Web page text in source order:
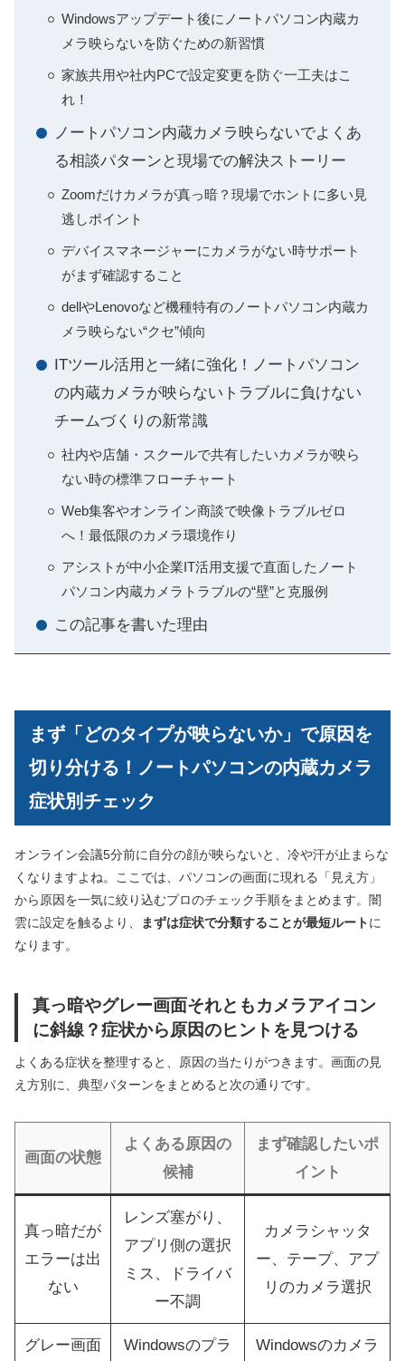
Windowsアップデート後にノートパソコン内蔵カ
メラ映らないを防ぐための新習慣
家族共用や社内PCで設定変更を防ぐ一工夫はこ
れ！
ノートパソコン内蔵カメラ映らないでよくあ
る相談パターンと現場での解決ストーリー
Zoomだけカメラが真っ暗？現場でホントに多い見
逃しポイント
デバイスマネージャーにカメラがない時サポート
がまず確認すること
dellやLenovoなど機種特有のノートパソコン内蔵カ
メラ映らない“クセ”傾向
ITツール活用と一緒に強化！ノートパソコン
の内蔵カメラが映らないトラブルに負けない
チームづくりの新常識
社内や店舗・スクールで共有したいカメラが映ら
ない時の標準フローチャート
Web集客やオンライン商談で映像トラブルゼロ
へ！最低限のカメラ環境作り
アシストが中小企業IT活用支援で直面したノート
パソコン内蔵カメラトラブルの“壁”と克服例
この記事を書いた理由
まず「どのタイプが映らないか」で原因を
切り分ける！ノートパソコンの内蔵カメラ
症状別チェック
オンライン会議5分前に自分の顔が映らないと、冷や汗が止まらな
くなりますよね。ここでは、パソコンの画面に現れる「見え方」
から原因を一気に絞り込むプロのチェック手順をまとめます。闇
雲に設定を触るより、
まずは症状で分類することが最短ルートに
なります。
真っ暗やグレー画面それともカメラアイコン
に斜線？症状から原因のヒントを見つける
よくある症状を整理すると、原因の当たりがつきます。画面の見
え方別に、典型パターンをまとめると次の通りです。
画面の状態
よくある原因の
候補
まず確認したいポ
イント
真っ暗だが
エラーは出
ない
レンズ塞がり、
アプリ側の選択
ミス、ドライバ
ー不調
カメラシャッタ
ー、テープ、アプ
リのカメラ選択
グレー画面
Windowsのプラ
Windowsのカメラ